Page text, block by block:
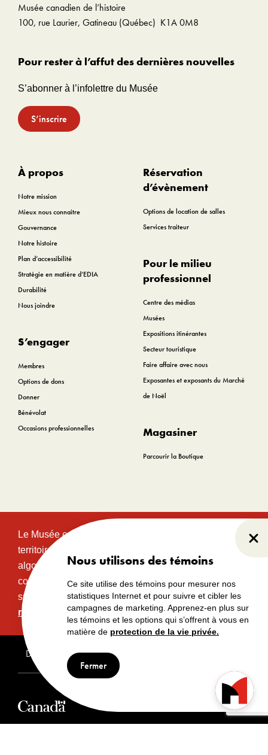
Nous utilisons des témoins
Ce site utilise des témoins pour mesurer nos
statistiques Internet et pour suivre et cibler les
campagnes de marketing. Apprenez-en plus sur
les témoins et les options qui s’offrent à vous en
matière de protection de la vie privée.
Fermer
Musée canadien de l’histoire
100, rue Laurier, Gatineau (Québec) K1A 0M8
Pour rester à l’affut des dernières nouvelles
S’abonner à l’infolettre du Musée
S’inscrire
À propos
Notre mission
Mieux nous connaitre
Gouvernance
Notre histoire
Plan d’accessibilité
Stratégie en matière d’EDIA
Durabilité
Nous joindre
S’engager
Membres
Options de dons
Donner
Bénévolat
Occasions professionnelles
Réservation
d’évènement
Options de location de salles
Services traiteur
Pour le milieu
professionnel
Centre des médias
Musées
Expositions itinérantes
Secteur touristique
Faire affaire avec nous
Exposantes et exposants du Marché
de Noël
Magasiner
Parcourir la Boutique
Le Musée canadien de l’histoire est situé sur le
territoire traditionnel et non cédé des communautés
algonquines Anishinabeg. Ce territoire a eu et
continue d’avoir une grande importance historique,
spirituelle et sacrée.Lire l’intégralité de la
reconnaissance territoriale.
Droits d’auteur Avertissements
© Musée canadien de l’histoire, 2024